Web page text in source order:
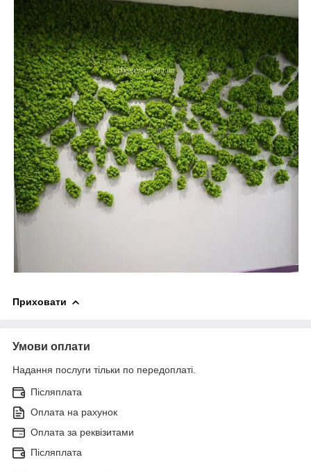
Приховати
Умови оплати
Надання послуги тільки по передоплаті.
Післяплата
Оплата на рахунок
Оплата за реквізитами
Післяплата